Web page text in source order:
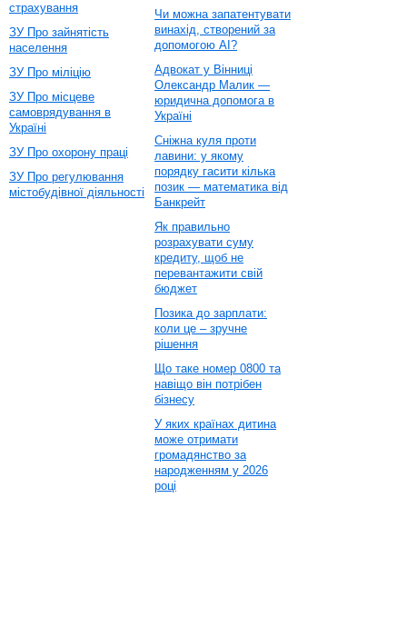
страхування
ЗУ Про зайнятість
населення
ЗУ Про міліцію
ЗУ Про місцеве
самоврядування в
Україні
ЗУ Про охорону праці
ЗУ Про регулювання
містобудівної діяльності
Чи можна запатентувати
винахід, створений за
допомогою AI?
Адвокат у Вінниці
Олександр Малик —
юридична допомога в
Україні
Сніжна куля проти
лавини: у якому
порядку гасити кілька
позик — математика від
Банкрейт
Як правильно
розрахувати суму
кредиту, щоб не
перевантажити свій
бюджет
Позика до зарплати:
коли це – зручне
рішення
Що таке номер 0800 та
навіщо він потрібен
бізнесу
У яких країнах дитина
може отримати
громадянство за
народженням у 2026
році